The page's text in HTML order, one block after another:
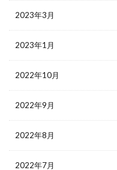
2023年3月
2023年1月
2022年10月
2022年9月
2022年8月
2022年7月